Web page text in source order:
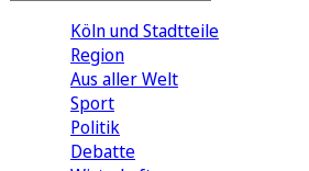
Köln und Stadtteile
Region
Aus aller Welt
Sport
Politik
Debatte